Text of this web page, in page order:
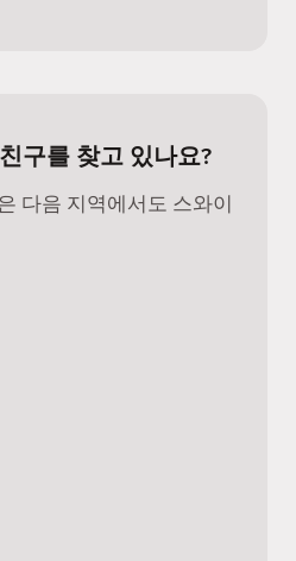
구를 찾고 있나요?
다음 지역에서도 스와이